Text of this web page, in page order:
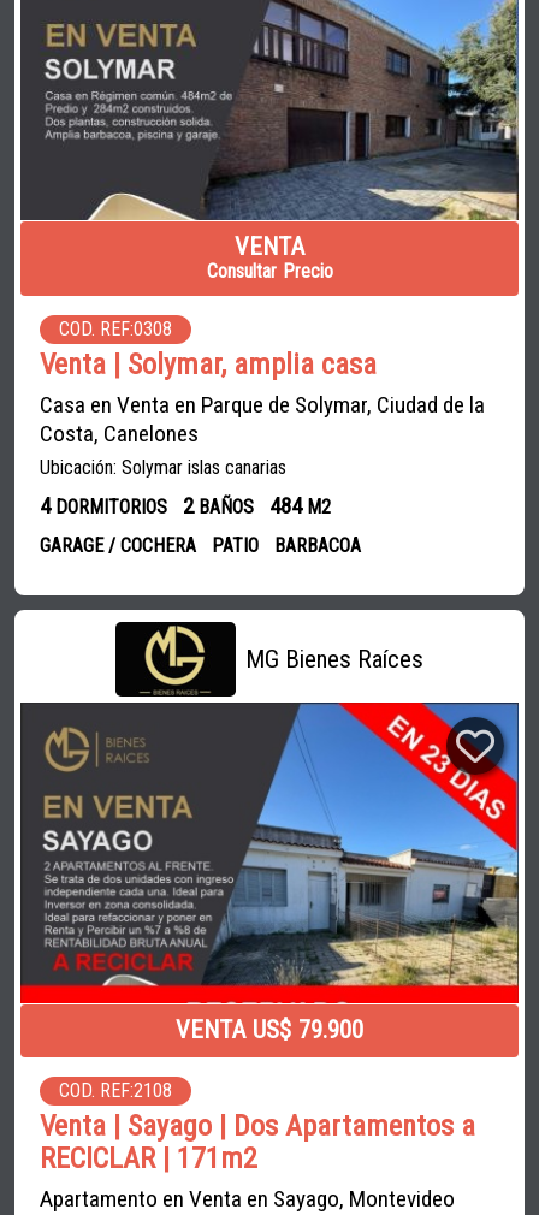
VENTA
Consultar Precio
COD. REF:0308
Venta | Solymar, amplia casa
Casa en Venta en Parque de Solymar, Ciudad de la
Costa, Canelones
Ubicación: Solymar islas canarias
4DORMITORIOS 2BAÑOS 484 M2
GARAGE / COCHERA
PATIO BARBACOA
MG Bienes Raíces
VENTA US$ 79.900
COD. REF:2108
Venta | Sayago | Dos Apartamentos a
RECICLAR | 171m2
Apartamento en Venta en Sayago, Montevideo